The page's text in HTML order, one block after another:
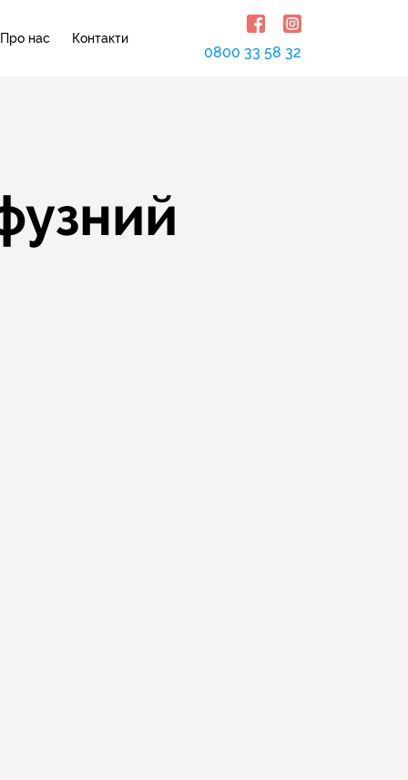
Про нас Контакти
0800 33 58 32